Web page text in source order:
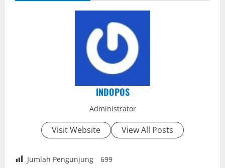
INDOPOS
Administrator
Visit Website View All Posts
Jumlah Pengunjung 699